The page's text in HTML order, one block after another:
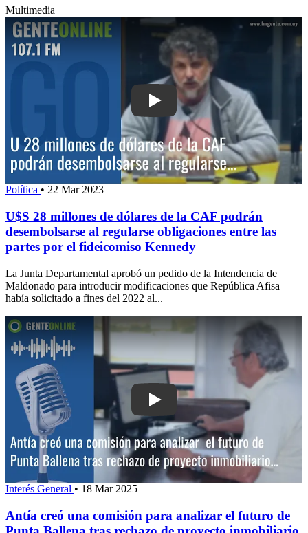
Multimedia
Play: U$S 28 millones de dólares de
Política • 22 Mar 2023
U$S 28 millones de dólares de la CAF podrán
desembolsarse al regularse obligaciones entre las
partes por el fideicomiso Kennedy
La Junta Departamental aprobó un pedido de la Intendencia de
Maldonado para introducir modificaciones que República Afisa
había solicitado a fines del 2022 al...
Interés General • 18 Mar 2025
Antía creó una comisión para analizar el futuro de